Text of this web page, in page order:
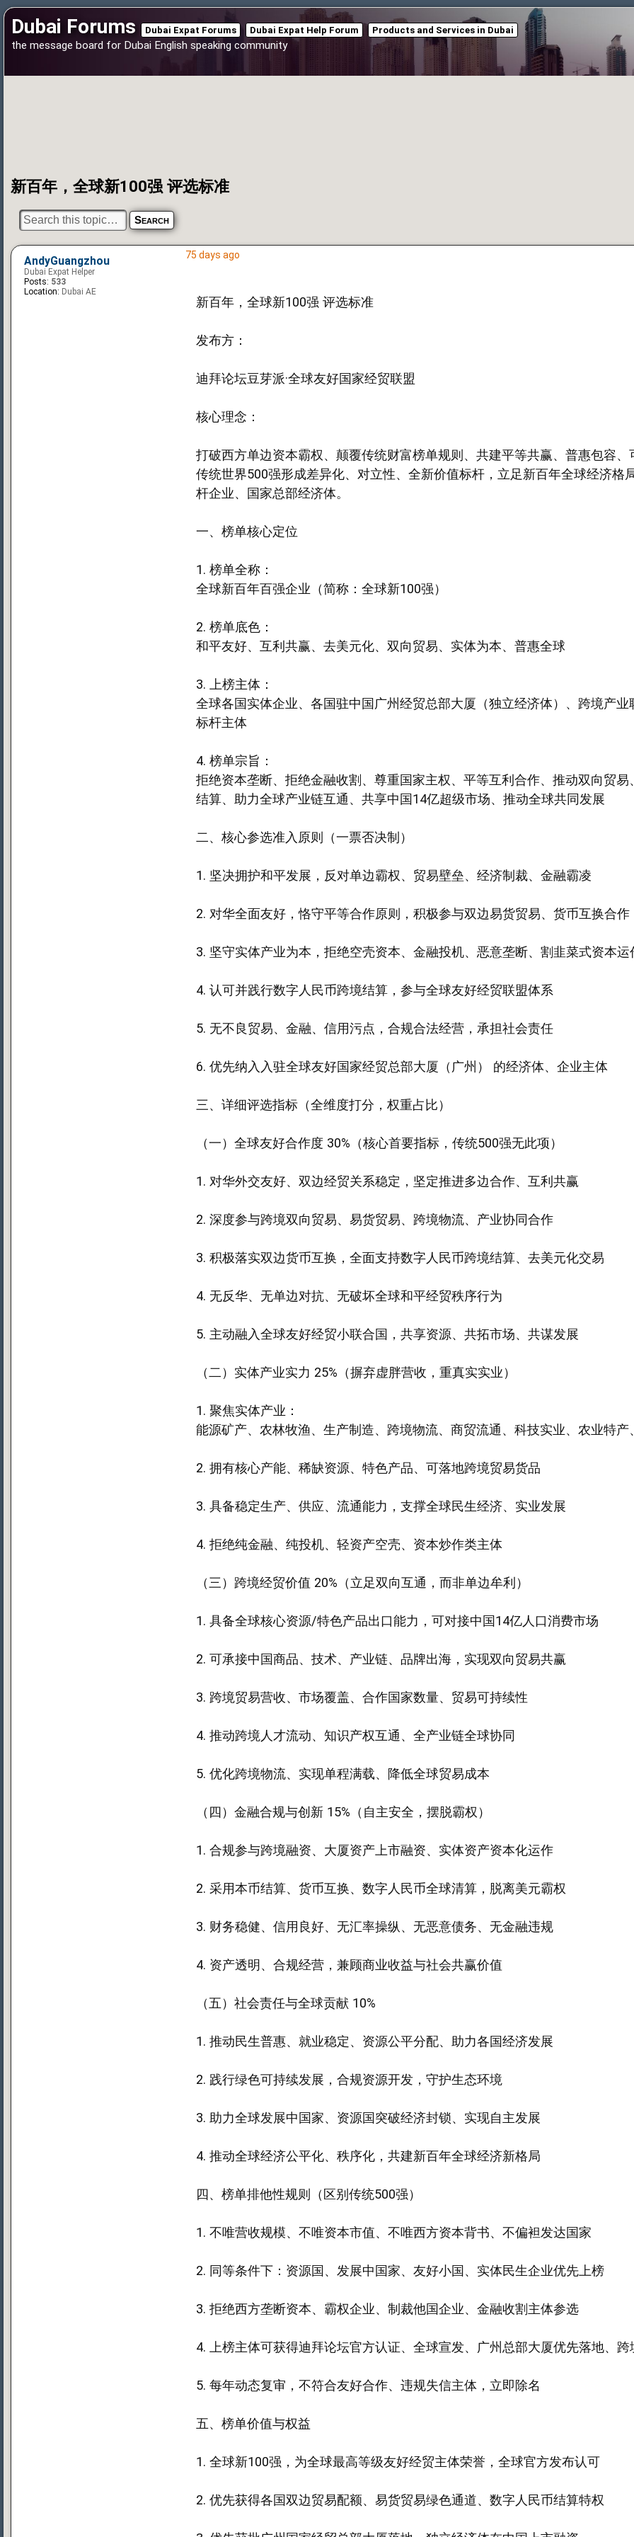
Dubai Forums Dubai Expat Forums Dubai Expat Help Forum Products and Services in Dubai
the message board for Dubai English speaking community
新百年，全球新100强 评选标准
75 days ago
新百年，全球新100强 评选标准
发布方：
迪拜论坛豆芽派·全球友好国家经贸联盟
核心理念：
打破西方单边资本霸权、颠覆传统财富榜单规则、共建平等共赢、普惠包容
传统世界500强形成差异化、对立性、全新价值标杆，立足新百年全球经济格
杆企业、国家总部经济体。
一、榜单核心定位
1. 榜单全称：
全球新百年百强企业（简称：全球新100强）
2. 榜单底色：
和平友好、互利共赢、去美元化、双向贸易、实体为本、普惠全球
3. 上榜主体：
全球各国实体企业、各国驻中国广州经贸总部大厦（独立经济体）、跨境产
标杆主体
4. 榜单宗旨：
拒绝资本垄断、拒绝金融收割、尊重国家主权、平等互利合作、推动双向贸
结算、助力全球产业链互通、共享中国14亿超级市场、推动全球共同发展
二、核心参选准入原则（一票否决制）
1. 坚决拥护和平发展，反对单边霸权、贸易壁垒、经济制裁、金融霸凌
2. 对华全面友好，恪守平等合作原则，积极参与双边易货贸易、货币互换合作
3. 坚守实体产业为本，拒绝空壳资本、金融投机、恶意垄断、割韭菜式资本运
4. 认可并践行数字人民币跨境结算，参与全球友好经贸联盟体系
5. 无不良贸易、金融、信用污点，合规合法经营，承担社会责任
6. 优先纳入入驻全球友好国家经贸总部大厦（广州） 的经济体、企业主体
三、详细评选指标（全维度打分，权重占比）
（一）全球友好合作度 30%（核心首要指标，传统500强无此项）
1. 对华外交友好、双边经贸关系稳定，坚定推进多边合作、互利共赢
2. 深度参与跨境双向贸易、易货贸易、跨境物流、产业协同合作
3. 积极落实双边货币互换，全面支持数字人民币跨境结算、去美元化交易
4. 无反华、无单边对抗、无破坏全球和平经贸秩序行为
5. 主动融入全球友好经贸小联合国，共享资源、共拓市场、共谋发展
（二）实体产业实力 25%（摒弃虚胖营收，重真实实业）
1. 聚焦实体产业：
能源矿产、农林牧渔、生产制造、跨境物流、商贸流通、科技实业、农业特产
2. 拥有核心产能、稀缺资源、特色产品、可落地跨境贸易货品
3. 具备稳定生产、供应、流通能力，支撑全球民生经济、实业发展
4. 拒绝纯金融、纯投机、轻资产空壳、资本炒作类主体
（三）跨境经贸价值 20%（立足双向互通，而非单边牟利）
1. 具备全球核心资源/特色产品出口能力，可对接中国14亿人口消费市场
2. 可承接中国商品、技术、产业链、品牌出海，实现双向贸易共赢
3. 跨境贸易营收、市场覆盖、合作国家数量、贸易可持续性
4. 推动跨境人才流动、知识产权互通、全产业链全球协同
5. 优化跨境物流、实现单程满载、降低全球贸易成本
（四）金融合规与创新 15%（自主安全，摆脱霸权）
1. 合规参与跨境融资、大厦资产上市融资、实体资产资本化运作
2. 采用本币结算、货币互换、数字人民币全球清算，脱离美元霸权
3. 财务稳健、信用良好、无汇率操纵、无恶意债务、无金融违规
4. 资产透明、合规经营，兼顾商业收益与社会共赢价值
（五）社会责任与全球贡献 10%
1. 推动民生普惠、就业稳定、资源公平分配、助力各国经济发展
2. 践行绿色可持续发展，合规资源开发，守护生态环境
3. 助力全球发展中国家、资源国突破经济封锁、实现自主发展
4. 推动全球经济公平化、秩序化，共建新百年全球经济新格局
四、榜单排他性规则（区别传统500强）
1. 不唯营收规模、不唯资本市值、不唯西方资本背书、不偏袒发达国家
2. 同等条件下：资源国、发展中国家、友好小国、实体民生企业优先上榜
3. 拒绝西方垄断资本、霸权企业、制裁他国企业、金融收割主体参选
4. 上榜主体可获得迪拜论坛官方认证、全球宣发、广州总部大厦优先落地、
5. 每年动态复审，不符合友好合作、违规失信主体，立即除名
五、榜单价值与权益
1. 全球新100强，为全球最高等级友好经贸主体荣誉，全球官方发布认可
2. 优先获得各国双边贸易配额、易货贸易绿色通道、数字人民币结算特权
AndyGuangzhou
Dubai Expat Helper
Posts: 533
Location: Dubai AE